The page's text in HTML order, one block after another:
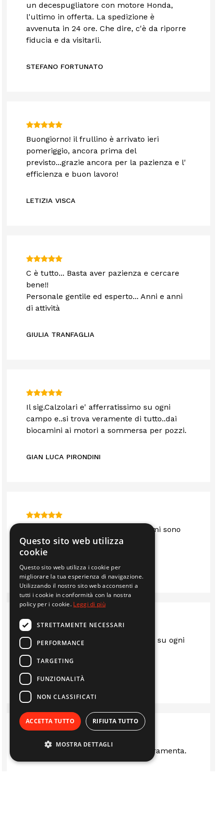
un decespugliatore con motore Honda,
l'ultimo in offerta. La spedizione è
avvenuta in 24 ore. Che dire, c'è da riporre
fiducia e da visitarli.
STEFANO FORTUNATO
Buongiorno! il frullino è arrivato ieri
pomeriggio, ancora prima del
previsto...grazie ancora per la pazienza e l'
efficienza e buon lavoro!
LETIZIA VISCA
C è tutto... Basta aver pazienza e cercare
bene!!
Personale gentile ed esperto... Anni e anni
di attività
GIULIA TRANFAGLIA
Il sig.Calzolari e' afferratissimo su ogni
campo e..si trova veramente di tutto..dai
biocamini ai motori a sommersa per pozzi.
GIAN LUCA PIRONDINI
Sono anni che mi servo da loro e mi sono
sempre trovato bene.. consigliato
IMMOBILIARE EDIL 2F S.R.L.
Sempre al top.. gentili e disponibili su ogni
questione
LUIS
Ottima rivenditi stufe camini e ferramenta.
Questo sito web utilizza
cookie
Questo sito web utilizza i cookie per
migliorare la tua esperienza di navigazione.
Utilizzando il nostro sito web acconsenti a
tutti i cookie in conformità con la nostra
policy per i cookie. Leggi di più
STRETTAMENTE NECESSARI
PERFORMANCE
TARGETING
FUNZIONALITÀ
NON CLASSIFICATI
ACCETTA TUTTO RIFIUTA TUTTO
MOSTRA DETTAGLI